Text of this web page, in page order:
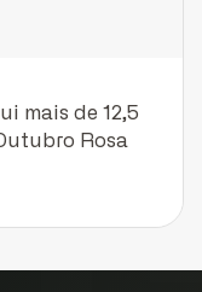
mais de 12,5
Rosa